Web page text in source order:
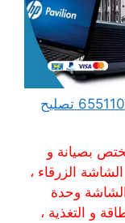
مهندس كمبيوتر العارضية الصناعية 65511033 تصليح
بصيانة و
الزرقاء ،
وحدة
و التغذية ،